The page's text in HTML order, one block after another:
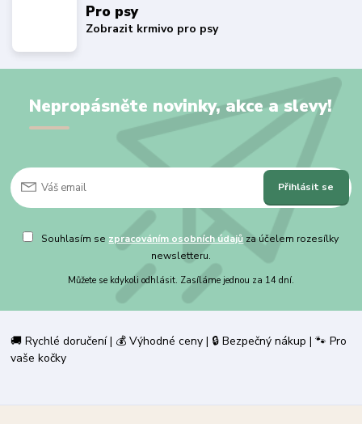
Pro psy
Zobrazit krmivo pro psy
Nepropásněte novinky, akce a slevy!
Přihlásit se
Souhlasím se zpracováním osobních údajů za účelem rozesílky
newsletteru.
Můžete se kdykoli odhlásit. Zasíláme jednou za 14 dní.
🚚 Rychlé doručení | 💰 Výhodné ceny | 🔒 Bezpečný nákup | 🐾 Pro
vaše kočky